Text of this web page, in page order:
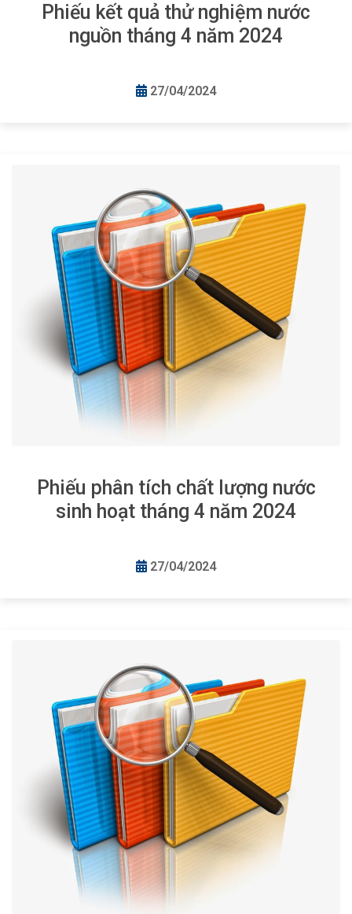
Phiếu kết quả thử nghiệm nước
nguồn tháng 4 năm 2024
27/04/2024
Phiếu phân tích chất lượng nước
sinh hoạt tháng 4 năm 2024
27/04/2024